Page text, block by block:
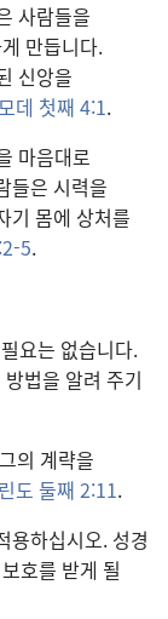
사람들을
만듭니다.
신앙을
데 첫째 4:1.
마음대로
들은 시력을
기 몸에 상처를
5.
요는 없습니다.
법을 알려 주기
의 계략을
도 둘째 2:11.
용하십시오. 성경
호를 받게 될